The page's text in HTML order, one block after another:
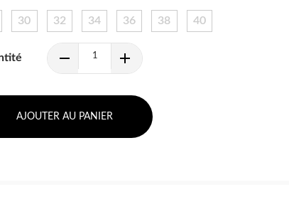
30 32 34 36 38 40
AJOUTER AU PANIER